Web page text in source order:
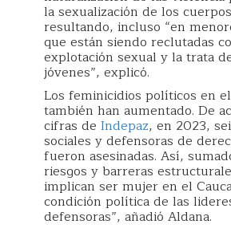
la sexualización de los
resultando, incluso “en
que están siendo reclutadas
explotación sexual y la trata
jóvenes”, explicó.
Los feminicidios políticos en
también han aumentado. De
cifras de Indepaz, en 2023,
sociales y defensoras de
fueron asesinadas. Así,
riesgos y barreras
implican ser mujer en el
condición política de las
defensoras”, añadió Aldana.